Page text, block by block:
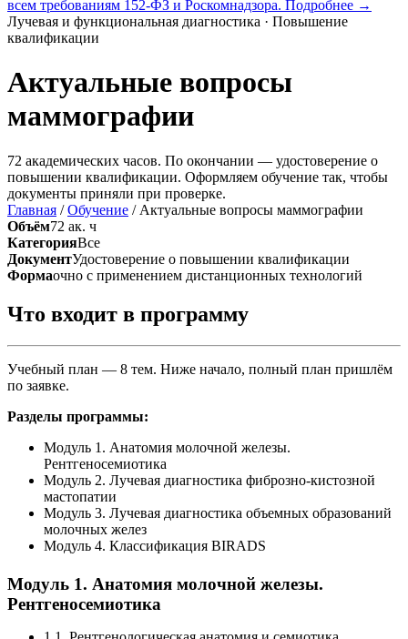
всем требованиям 152-ФЗ и Роскомнадзора. Подробнее →
Лучевая и функциональная диагностика · Повышение
квалификации
Актуальные вопросы
маммографии
72 академических часов. По окончании — удостоверение о
повышении квалификации. Оформляем обучение так, чтобы
документы приняли при проверке.
Главная / Обучение / Актуальные вопросы маммографии
Объём72 ак. ч
КатегорияВсе
ДокументУдостоверение о повышении квалификации
Формаочно с применением дистанционных технологий
Что входит в программу
Учебный план — 8 тем. Ниже начало, полный план пришлём
по заявке.
Разделы программы:
Модуль 1. Анатомия молочной железы.
Рентгеносемиотика
Модуль 2. Лучевая диагностика фиброзно-кистозной
мастопатии
Модуль 3. Лучевая диагностика объемных образований
молочных желез
Модуль 4. Классификация ВIRADS
Модуль 1. Анатомия молочной железы.
Рентгеносемиотика